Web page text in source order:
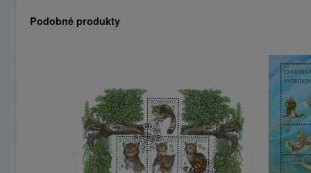
Podobné produkty